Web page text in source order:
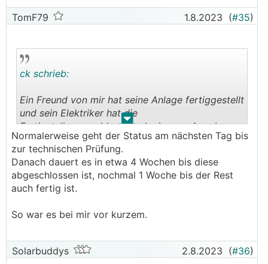
TomF79 1.8.2023 (#35)
. .
ck schrieb:
Ein Freund von mir hat seine Anlage fertiggestellt
und sein Elektriker hat die
Fertigstellungsmeldung nach eigenen Angaben
bei Netz NÖ gemacht.
Online hat sich am Stutus "Eingelangt" seit dem
21.7. nichts getan. Liegt das aus eurer Sicht nur
an Netz NÖ? Würdet ihr bei Netz NÖ nachfragen,
Normalerweise geht der Status am nächsten Tag bis
zur technischen Prüfung.
Danach dauert es in etwa 4 Wochen bis diese
abgeschlossen ist, nochmal 1 Woche bis der Rest
auch fertig ist.
So war es bei mir vor kurzem.
Solarbuddys 2.8.2023 (#36)